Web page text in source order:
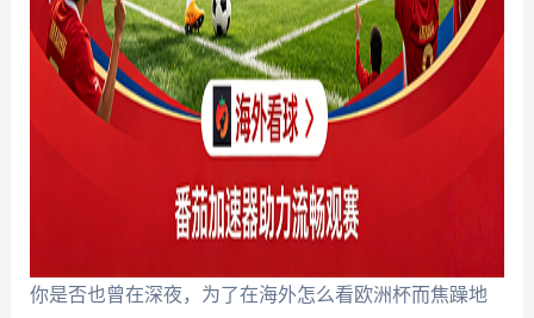
你是否也曾在深夜，为了在海外怎么看欧洲杯而焦躁地